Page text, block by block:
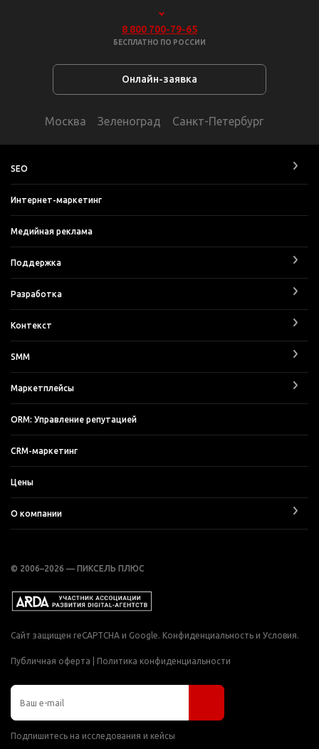
8 800 700-79-65
БЕСПЛАТНО ПО РОССИИ
Онлайн-заявка
Москва Зеленоград Санкт-Петербург
SEO
Интернет-маркетинг
Медийная реклама
Поддержка
Разработка
Контекст
SMM
Маркетплейсы
ORM: Управление репутацией
CRM-маркетинг
Цены
О компании
© 2006–2026 — ПИКСЕЛЬ ПЛЮС
Сайт защищен reCAPTCHA и Google. Конфиденциальность и Условия.
Публичная оферта Политика конфиденциальности
Подпишитесь на исследования и кейсы